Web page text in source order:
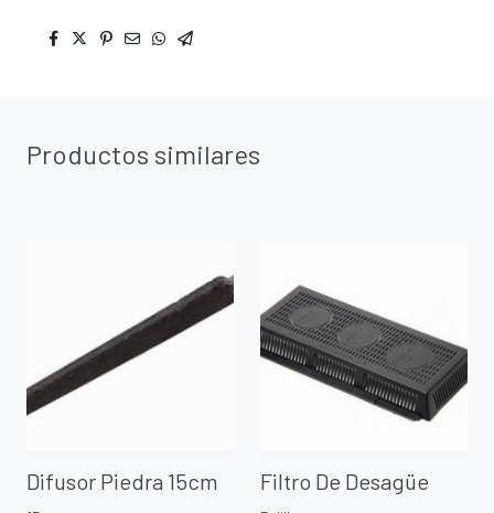
Productos similares
Difusor Piedra 15cm Filtro De Desagüe